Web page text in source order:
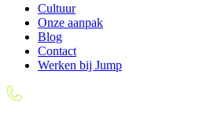
Cultuur
Onze aanpak
Blog
Contact
Werken bij Jump